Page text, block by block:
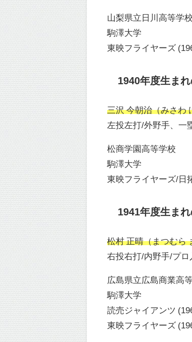
山梨県立日川高等学校
駒澤大学
東映フライヤーズ
1940年度生ま
三沢 今朝治（みさわ
左投左打/外野手、一
松商学園高等学校
駒澤大学
東映フライヤーズ/日
1941年度生ま
松村 正晴（まつむら
右投右打/内野手/プロ
広島県立広島商業高
駒澤大学
読売ジャイアンツ
東映フライヤーズ